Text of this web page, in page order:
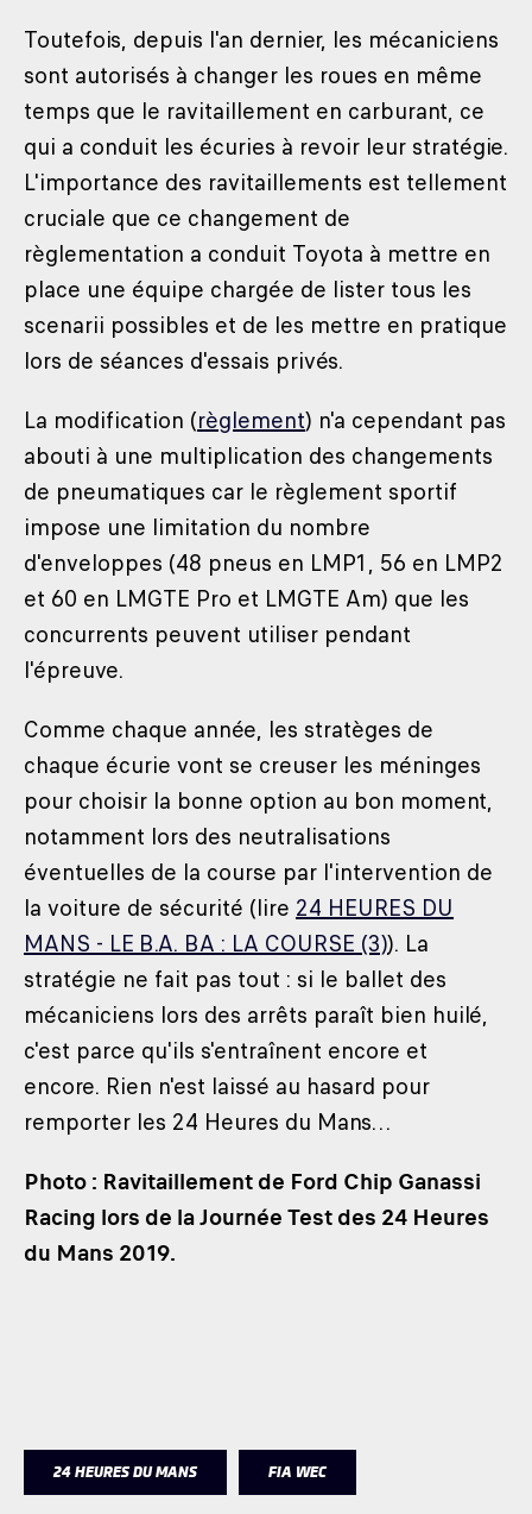
Toutefois, depuis l'an dernier, les mécaniciens
sont autorisés à changer les roues en même
temps que le ravitaillement en carburant, ce
qui a conduit les écuries à revoir leur stratégie.
L'importance des ravitaillements est tellement
cruciale que ce changement de
règlementation a conduit Toyota à mettre en
place une équipe chargée de lister tous les
scenarii possibles et de les mettre en pratique
lors de séances d'essais privés.
La modification (règlement) n'a cependant pas
abouti à une multiplication des changements
de pneumatiques car le règlement sportif
impose une limitation du nombre
d'enveloppes (48 pneus en LMP1, 56 en LMP2
et 60 en LMGTE Pro et LMGTE Am) que les
concurrents peuvent utiliser pendant
l'épreuve.
Comme chaque année, les stratèges de
chaque écurie vont se creuser les méninges
pour choisir la bonne option au bon moment,
notamment lors des neutralisations
éventuelles de la course par l'intervention de
la voiture de sécurité (lire 24 HEURES DU
MANS - LE B.A. BA : LA COURSE (3)). La
stratégie ne fait pas tout : si le ballet des
mécaniciens lors des arrêts paraît bien huilé,
c'est parce qu'ils s'entraînent encore et
encore. Rien n'est laissé au hasard pour
remporter les 24 Heures du Mans…
Photo : Ravitaillement de Ford Chip Ganassi
Racing lors de la Journée Test des 24 Heures
du Mans 2019.
24 HEURES DU MANS FIA WEC